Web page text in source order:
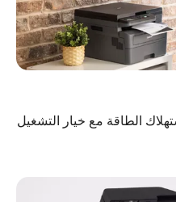
الطاقة مع خيار التشغيل